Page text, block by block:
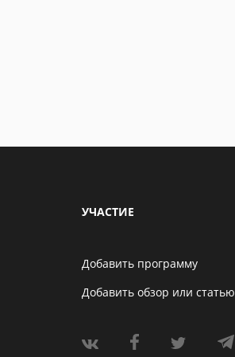
УЧАСТИЕ
Добавить программу
Добавить обзор или статью